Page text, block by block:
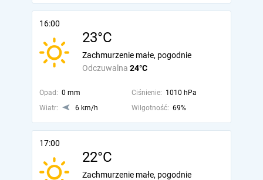
16:00
23°C
Odczuwalna 24°C
Zachmurzenie małe, pogodnie
Opad: 0 mm Ciśnienie: 1010 hPa
Wiatr:
6 km/h Wilgotność: 69%
17:00
22°C
Zachmurzenie małe, pogodnie